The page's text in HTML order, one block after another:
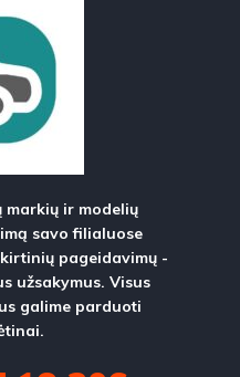
markių ir modelių
savo filialuose
pageidavimų -
užsakymus. Visus
galime parduoti